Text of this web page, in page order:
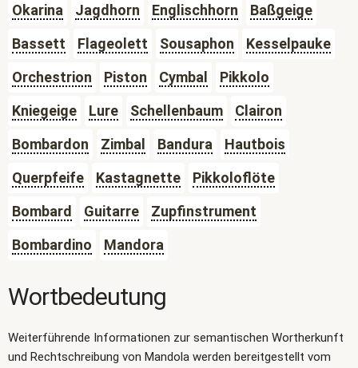
Okarina
Jagdhorn Englischhorn
Baßgeige
Bassett
Flageolett Sousaphon
Kesselpauke
Orchestrion
Piston Cymbal
Pikkolo
Kniegeige
Lure Schellenbaum
Clairon
Bombardon
Zimbal Bandura
Hautbois
Querpfeife
Kastagnette
Pikkoloflöte
Bombard
Guitarre
Zupfinstrument
Bombardino
Mandora
Wortbedeutung
Weiterführende Informationen zur semantischen Wortherkunft
und Rechtschreibung von Mandola werden bereitgestellt vom